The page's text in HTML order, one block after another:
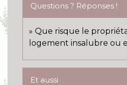
Questions ? Réponses !
Que risque le
logement insalubre ou
Et aussi